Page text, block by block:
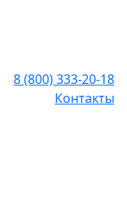
8 (800) 333-20-18
Контакты